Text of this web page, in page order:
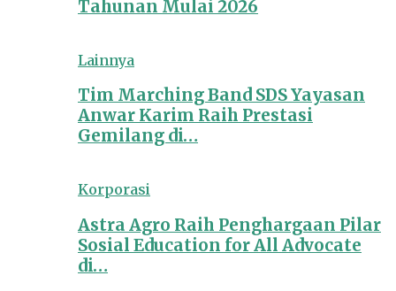
Tahunan Mulai 2026
Lainnya
Tim Marching Band SDS Yayasan
Anwar Karim Raih Prestasi
Gemilang di…
Korporasi
Astra Agro Raih Penghargaan Pilar
Sosial Education for All Advocate
di…